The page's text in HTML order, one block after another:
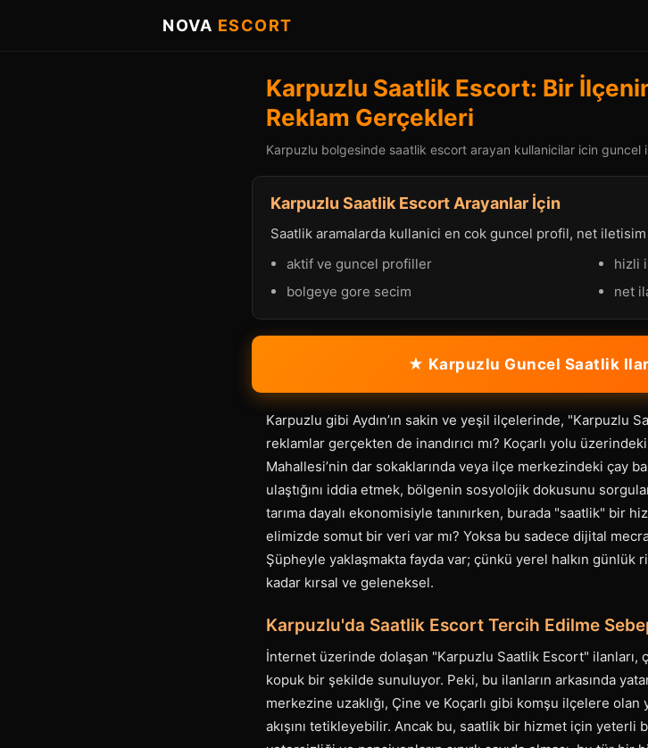
NOVA ESCORT
Karpuzlu Saatlik Escort: Bir
Reklam Gerçekleri
Karpuzlu bolgesinde saatlik escort arayan kullanicilar icin
Karpuzlu Saatlik Escort Arayanlar İçin
Saatlik aramalarda kullanici en cok guncel profil, net
aktif ve guncel profiller
hizli
bolgeye gore secim
net
★ Karpuzlu Guncel Saatlik
Karpuzlu gibi Aydın’ın sakin ve yeşil ilçelerinde, "Karpuzlu
reklamlar gerçekten de inandırıcı mı? Koçarlı yolu
Mahallesi’nin dar sokaklarında veya ilçe merkezindeki çay
ulaştığını iddia etmek, bölgenin sosyolojik dokusunu
tarıma dayalı ekonomisiyle tanınırken, burada "saatlik" bir
elimizde somut bir veri var mı? Yoksa bu sadece dijital
Şüpheyle yaklaşmakta fayda var; çünkü yerel halkın günlük
kadar kırsal ve geleneksel.
Karpuzlu'da Saatlik Escort Tercih Edilme
İnternet üzerinde dolaşan "Karpuzlu Saatlik Escort"
kopuk bir şekilde sunuluyor. Peki, bu ilanların arkasında
merkezine uzaklığı, Çine ve Koçarlı gibi komşu ilçelere olan
akışını tetikleyebilir. Ancak bu, saatlik bir hizmet için yeterli